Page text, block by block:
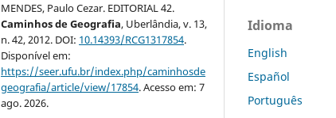
MENDES, Paulo Cezar. EDITORIAL 42.
Caminhos de Geografia, Uberlândia, v. 13,
n. 42, 2012. DOI: 10.14393/RCG1317854.
Disponível em:
https://seer.ufu.br/index.php/caminhosde
geografia/article/view/17854. Acesso em: 7
ago. 2026.
Idioma
English
Español
Português